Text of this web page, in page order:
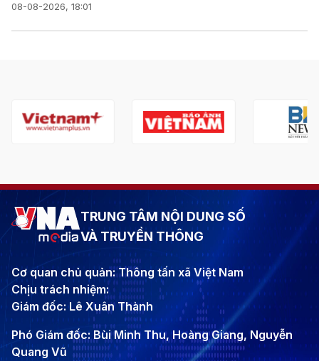
08-08-2026, 18:01
TRUNG TÂM NỘI DUNG SỐ
VÀ TRUYỀN THÔNG
Cơ quan chủ quản: Thông tấn xã Việt Nam
Chịu trách nhiệm:
Giám đốc: Lê Xuân Thành
Phó Giám đốc: Bùi Minh Thu, Hoàng Giang, Nguyễn
Quang Vũ